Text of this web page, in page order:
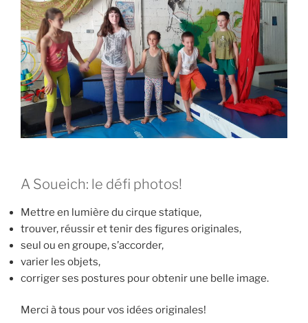
A Soueich: le défi photos!
Mettre en lumière du cirque statique,
trouver, réussir et tenir des figures originales,
seul ou en groupe, s’accorder,
varier les objets,
corriger ses postures pour obtenir une belle image.
Merci à tous pour vos idées originales!